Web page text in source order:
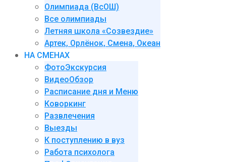
Олимпиада (ВсОШ)
Все олимпиады
Летняя школа «Созвездие»
Артек, Орлёнок, Смена, Океан
НА СМЕНАХ
ФотоЭкскурсия
ВидеоОбзор
Расписание дня и Меню
Коворкинг
Развлечения
Выезды
К поступлению в вуз
Работа психолога